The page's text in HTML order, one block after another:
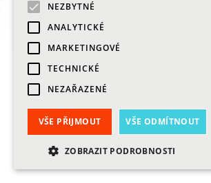
NEZBYTNÉ
ANALYTICKÉ
MARKETINGOVÉ
TECHNICKÉ
NEZAŘAZENÉ
VŠE PŘIJMOUT VŠE ODMÍTNOUT
ZOBRAZIT PODROBNOSTI